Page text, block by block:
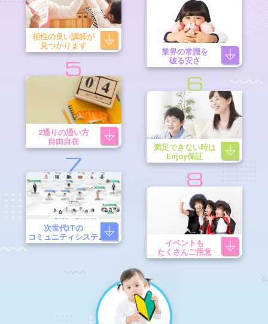
相性の良い講師が
見つかります
業界の常識を
破る安さ
5
2通りの通い方
自由自在
6
満足できない時は
Enjoy保証
7
次世代ITの
コミュニティシステム
8
イベントも
たくさんご用意